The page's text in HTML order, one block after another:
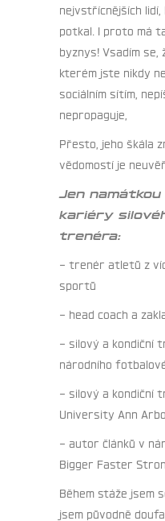
nejvstřícnějších
potkal. I proto má
byznys! Vsadím
kterém jste nikdy
sociálním sítím,
nepropaguje,
Přesto, jeho škála
vědomostí je
Jen
kariéry
trenéra:
– trenér atletů z
sportů
– head coach a
– silový a kondiční
národního
– silový a kondiční
University Ann
– autor článků v
Bigger Faster
Během stáže jsem
jsem původně